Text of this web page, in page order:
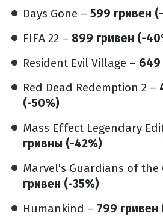
Days Gone – 599 гривен
FIFA 22 – 899 гривен (-
Resident Evil Village – 649
Red Dead Redemption 2 –
(-50%)
Mass Effect Legendary
гривны (-42%)
Marvel's Guardians of the
гривен (-35%)
Humankind – 799 гривен